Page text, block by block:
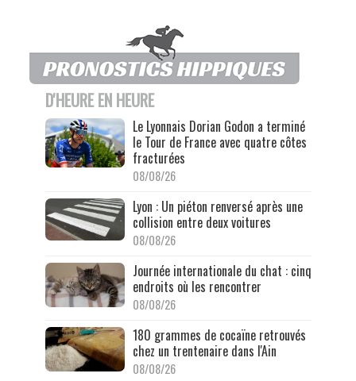
D'HEURE EN HEURE
Le Lyonnais Dorian Godon a terminé
le Tour de France avec quatre côtes
fracturées
08/08/26
Lyon : Un piéton renversé après une
collision entre deux voitures
08/08/26
Journée internationale du chat : cinq
endroits où les rencontrer
08/08/26
180 grammes de cocaïne retrouvés
chez un trentenaire dans l'Ain
08/08/26